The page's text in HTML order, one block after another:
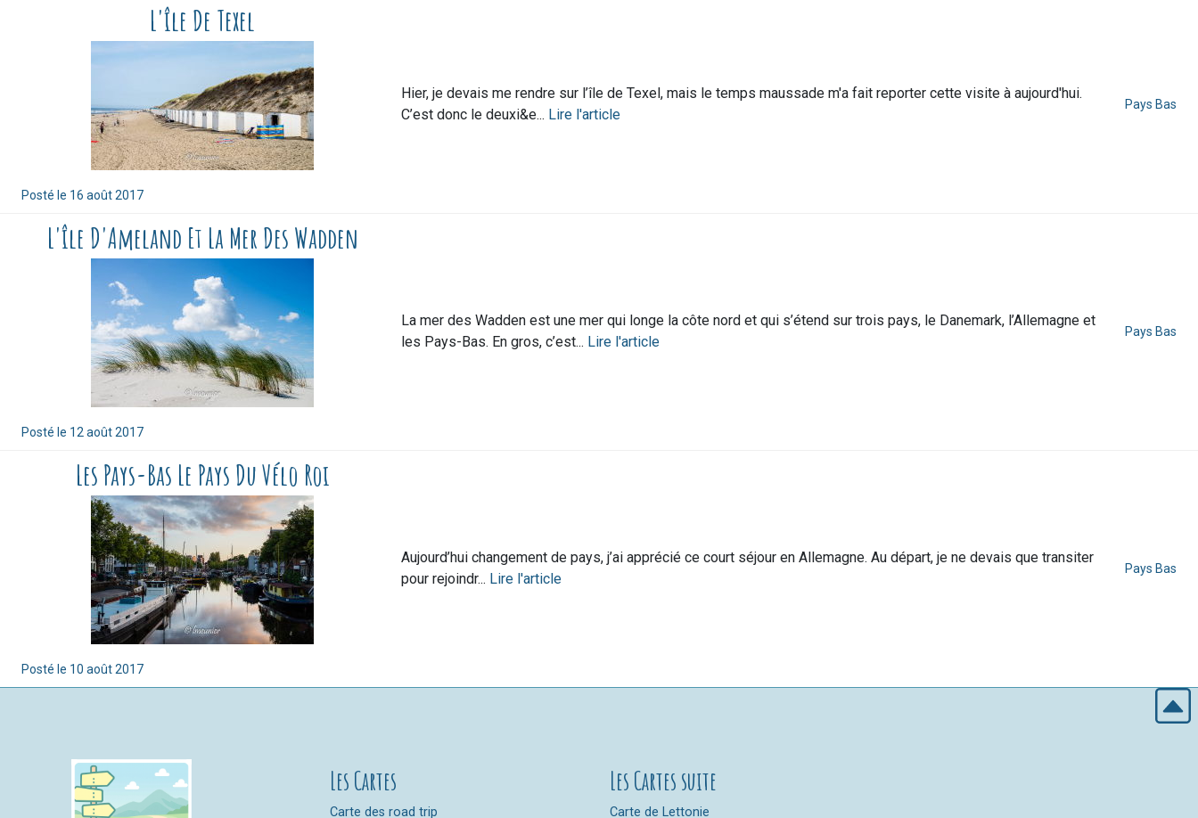
L'île De Texel
Posté le 16 août 2017
Hier, je devais me rendre sur l’île de Texel, mais le temps maussade m'a fait reporter cette visite à aujourd'hui.
C’est donc le deuxi&e... Lire l'article
Pays Bas
L'île D'Ameland Et La Mer Des Wadden
Posté le 12 août 2017
La mer des Wadden est une mer qui longe la côte nord et qui s’étend sur trois pays, le Danemark, l’Allemagne et
les Pays-Bas. En gros, c’est... Lire l'article
Pays Bas
Les Pays-Bas Le Pays Du Vélo Roi
Posté le 10 août 2017
Aujourd’hui changement de pays, j’ai apprécié ce court séjour en Allemagne. Au départ, je ne devais que transiter
pour rejoindr... Lire l'article
Pays Bas
Les Cartes
Carte des road trip
Les Cartes suite
Carte de Lettonie